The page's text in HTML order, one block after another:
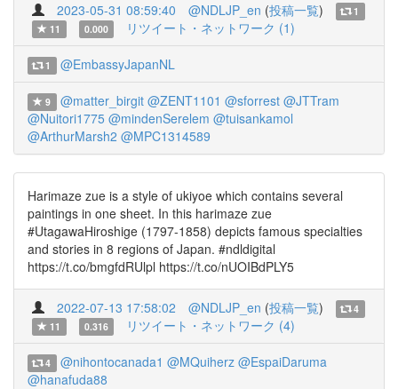
2023-05-31 08:59:40 @NDLJP_en (投稿一覧)
1
11
0.000 リツイート・ネットワーク (1)
1 @EmbassyJapanNL
9 @matter_birgit @ZENT1101 @sforrest @JTTram
@Nuitori1775 @mindenSerelem @tuisankamol
@ArthurMarsh2 @MPC1314589
Harimaze zue is a style of ukiyoe which contains several
paintings in one sheet. In this harimaze zue
#UtagawaHiroshige (1797-1858) depicts famous specialties
and stories in 8 regions of Japan. #ndldigital
https://t.co/bmgfdRUlpl https://t.co/nUOIBdPLY5
2022-07-13 17:58:02 @NDLJP_en (投稿一覧)
4
11
0.316 リツイート・ネットワーク (4)
4 @nihontocanada1 @MQuiherz @EspaiDaruma
@hanafuda88